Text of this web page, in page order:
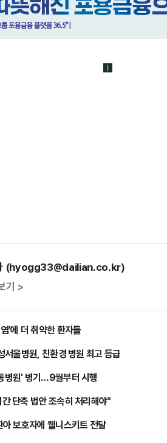
(hyogg33@dailian.co.kr)
기 >
'에 더 취약한 환자들
울병원, 친환경 병원 최고 등급
병원' 병기…9월부터 시행
단축 법안 조속히 처리해야"
보호자에 웰니스키트 전달